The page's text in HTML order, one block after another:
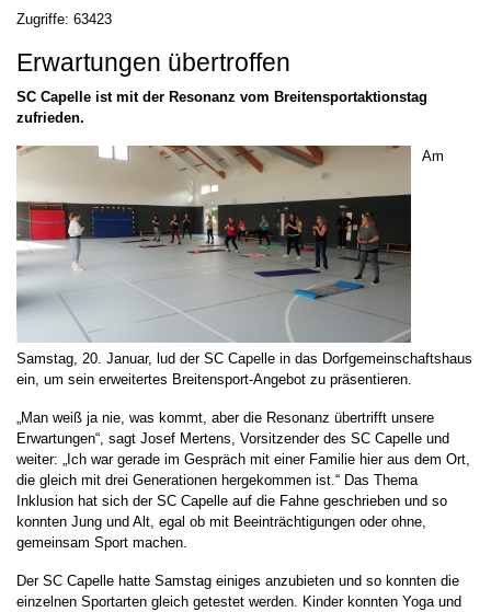
Zugriffe: 63423
Erwartungen übertroffen
SC Capelle ist mit der Resonanz vom Breitensportaktionstag
zufrieden.
Am
Samstag, 20. Januar, lud der SC Capelle in das Dorfgemeinschaftshaus
ein, um sein erweitertes Breitensport-Angebot zu präsentieren.
„Man weiß ja nie, was kommt, aber die Resonanz übertrifft unsere
Erwartungen“, sagt Josef Mertens, Vorsitzender des SC Capelle und
weiter: „Ich war gerade im Gespräch mit einer Familie hier aus dem Ort,
die gleich mit drei Generationen hergekommen ist.“ Das Thema
Inklusion hat sich der SC Capelle auf die Fahne geschrieben und so
konnten Jung und Alt, egal ob mit Beeinträchtigungen oder ohne,
gemeinsam Sport machen.
Der SC Capelle hatte Samstag einiges anzubieten und so konnten die
einzelnen Sportarten gleich getestet werden. Kinder konnten Yoga und